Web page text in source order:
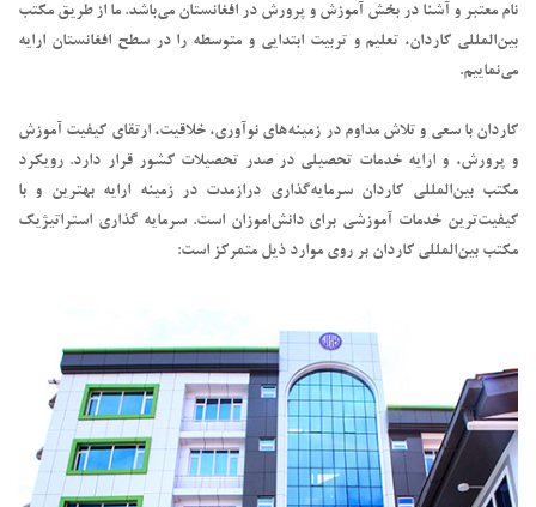
نام معتبر و آشنا در بخش آموزش و پرورش در افغانستان می‌باشد. ما از طریق مکتب
بین‌المللی کاردان، تعلیم و تربیت ابتدایی و متوسطه را در سطح افغانستان ارایه
می‌نماییم.
کاردان با سعی و تلاش مداوم در زمینه‌های نوآوری، خلاقیت، ارتقای کیفیت آموزش
و پرورش، و ارایه خدمات تحصیلی در صدر تحصیلات کشور قرار دارد. رویکرد
مکتب بین‌المللی کاردان سرمایه‌گذاری درازمدت در زمینه ارایه بهترین و با
کیفیت‌ترین خدمات آموزشی برای دانش‌اموزان است. سرمایه گذاری استراتیژیک
مکتب بین‌المللی کاردان بر روی موارد ذیل متمرکز است: